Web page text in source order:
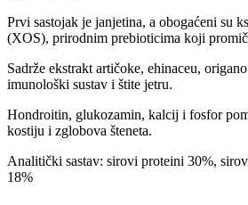
Prvi sastojak je janjetina, a obogaćeni su
(XOS), prirodnim prebioticima koji
Sadrže ekstrakt artičoke, ehinaceu,
imunološki sustav i štite jetru.
Hondroitin, glukozamin, kalcij i fosfor
kostiju i zglobova šteneta.
Analitički sastav: sirovi proteini 30%,
18%